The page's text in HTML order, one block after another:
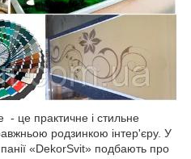
- це практичне і стильне
родзинкою інтер'єру. У
«DekorSvit» подбають про